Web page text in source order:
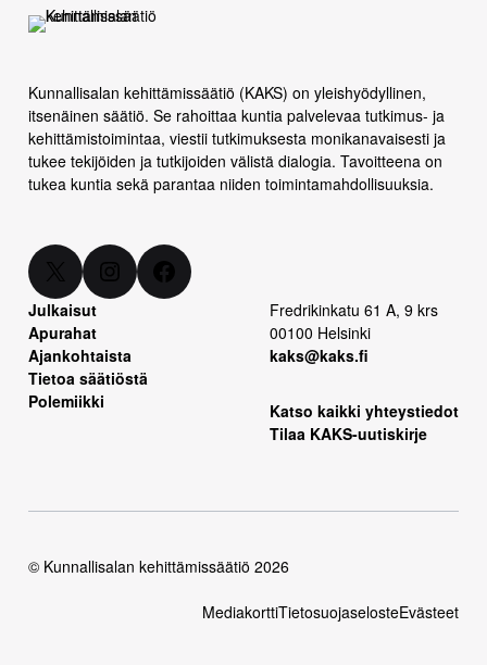
Kunnallisalan kehittämissäätiö (KAKS) on yleishyödyllinen,
itsenäinen säätiö. Se rahoittaa kuntia palvelevaa tutkimus- ja
kehittämistoimintaa, viestii tutkimuksesta monikanavaisesti ja
tukee tekijöiden ja tutkijoiden välistä dialogia. Tavoitteena on
tukea kuntia sekä parantaa niiden toimintamahdollisuuksia.
X Instagram Facebook
Julkaisut
Apurahat
Ajankohtaista
Tietoa säätiöstä
Polemiikki
Fredrikinkatu 61 A, 9 krs
00100 Helsinki
kaks@kaks.fi
Katso kaikki yhteystiedot
Tilaa KAKS-uutiskirje
© Kunnallisalan kehittämissäätiö 2026
MediakorttiTietosuojaselosteEvästeet